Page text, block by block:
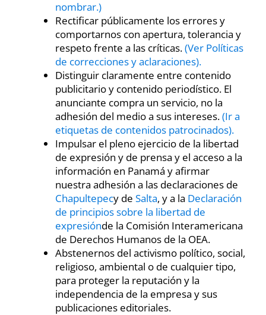
nombrar.)
Rectificar públicamente los errores y
comportarnos con apertura, tolerancia y
respeto frente a las críticas.(Ver Políticas
de correcciones y aclaraciones).
Distinguir claramente entre contenido
publicitario y contenido periodístico. El
anunciante compra un servicio, no la
adhesión del medio a sus intereses.(Ir a
etiquetas de contenidos patrocinados).
Impulsar el pleno ejercicio de la libertad
de expresión y de prensa y el acceso a la
información en Panamá y afirmar
nuestra adhesión a las declaraciones de
Chapultepecy deSalta, y a la Declaración
de principios sobre la libertad de
expresiónde la Comisión Interamericana
de Derechos Humanos de la OEA.
Abstenernos del activismo político, social,
religioso, ambiental o de cualquier tipo,
para proteger la reputación y la
independencia de la empresa y sus
publicaciones editoriales.